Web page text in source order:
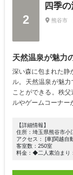
2
四季
熊谷市
天然温泉が魅力
深い森に包まれた静
ル。天然温泉が魅
ことができる。秩
ルやゲームコーナー
【詳細情報】
住所：埼玉県熊谷市小
アクセス： [車]関越自
客室数：250室
料金：◆二人素泊まり